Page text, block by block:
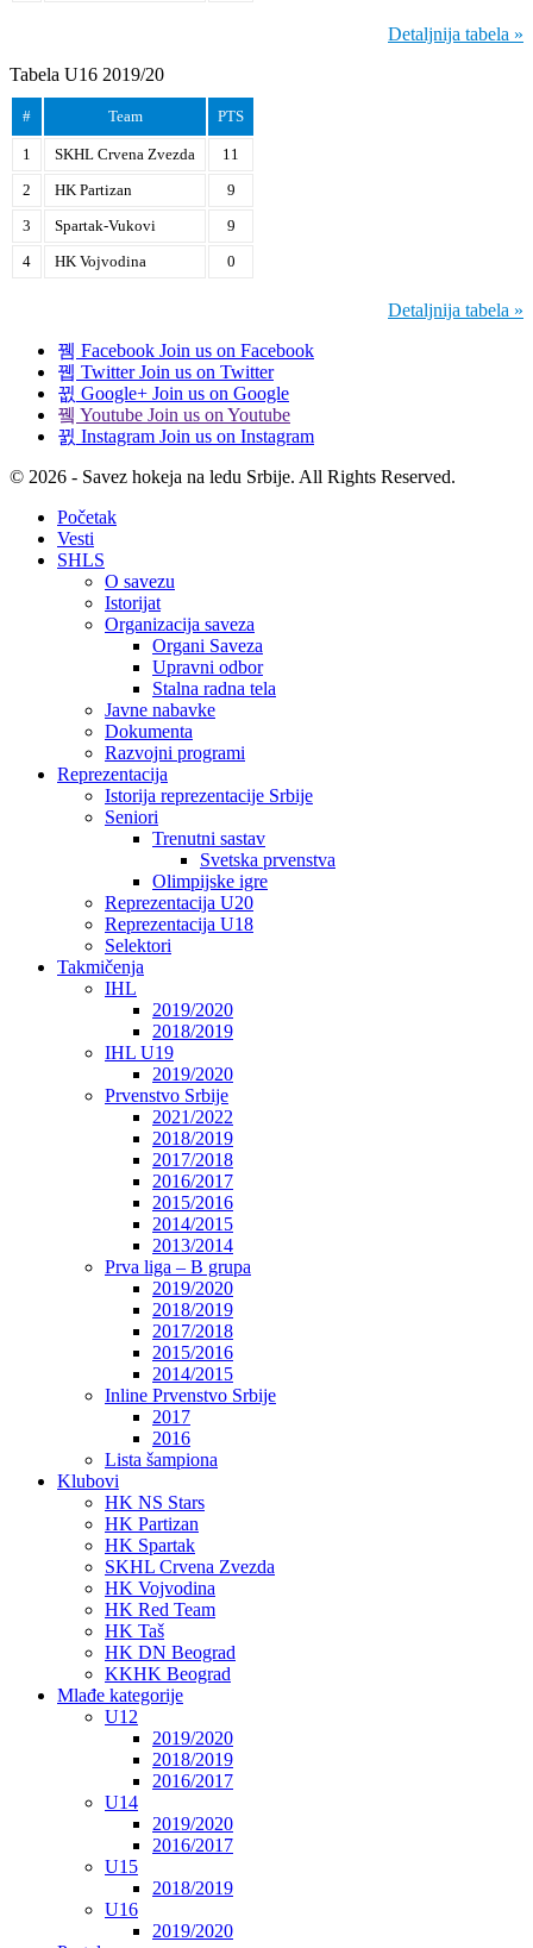
Detaljnija tabela »
Tabela U16 2019/20
# Team PTS
1 SKHL Crvena Zvezda
11
2
HK Partizan
9
3
Spartak-Vukovi
9
4
HK Vojvodina 0
Detaljnija tabela »
Facebook Join us on Facebook
Twitter Join us on Twitter
Google+ Join us on Google
Youtube Join us on Youtube
Instagram Join us on Instagram
© 2026 - Savez hokeja na ledu Srbije. All Rights Reserved.
Početak
Vesti
SHLS
O savezu
Istorijat
Organizacija saveza
Organi Saveza
Upravni odbor
Stalna radna tela
Javne nabavke
Dokumenta
Razvojni programi
Reprezentacija
Istorija reprezentacije Srbije
Seniori
Trenutni sastav
Svetska prvenstva
Olimpijske igre
Reprezentacija U20
Reprezentacija U18
Selektori
Takmičenja
IHL
2019/2020
2018/2019
IHL U19
2019/2020
Prvenstvo Srbije
2021/2022
2018/2019
2017/2018
2016/2017
2015/2016
2014/2015
2013/2014
Prva liga – B grupa
2019/2020
2018/2019
2017/2018
2015/2016
2014/2015
Inline Prvenstvo Srbije
2017
2016
Lista šampiona
Klubovi
HK NS Stars
HK Partizan
HK Spartak
SKHL Crvena Zvezda
HK Vojvodina
HK Red Team
HK Taš
HK DN Beograd
KKHK Beograd
Mlađe kategorije
U12
2019/2020
2018/2019
2016/2017
U14
2019/2020
2016/2017
U15
2018/2019
U16
2019/2020